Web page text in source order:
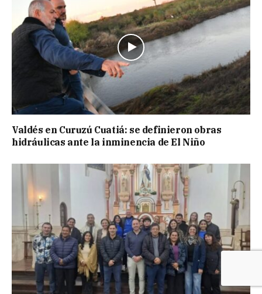
Valdés en Curuzú Cuatiá: se definieron obras
hidráulicas ante la inminencia de El Niño